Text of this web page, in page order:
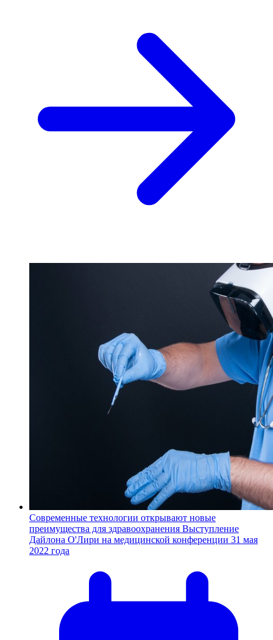
Современные технологии открывают новые
преимущества для здравоохранения Выступление
Дайлона О'Лири на медицинской конференции 31 мая
2022 года